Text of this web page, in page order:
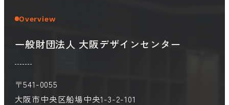
Overview
一般財団法人 大阪デザインセンター
〒541-0055
大阪市中央区船場中央1-3-2-101